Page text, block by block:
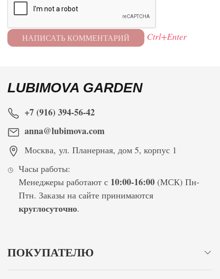
Ctrl+Enter
LUBIMOVA GARDEN
+7 (916) 394-56-42
anna@lubimova.com
Москва, ул. Планерная, дом 5, корпус 1
Часы работы:
Менеджеры работают с 10:00-16:00(МСК) Пн-
Птн. Заказы на сайте принимаются
круглосуточно.
ПОКУПАТЕЛЮ